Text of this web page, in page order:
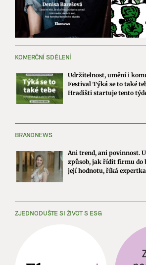
KOMERČNÍ SDĚLENÍ
Udržitelnost, umění i
Festival Týká se to také
Hradišti startuje tento
BRANDNEWS
Ani trend, ani povinnost.
způsob, jak řídit firmu do
její hodnotu, říká expertka
ZJEDNODUŠTE SI ŽIVOT S ESG